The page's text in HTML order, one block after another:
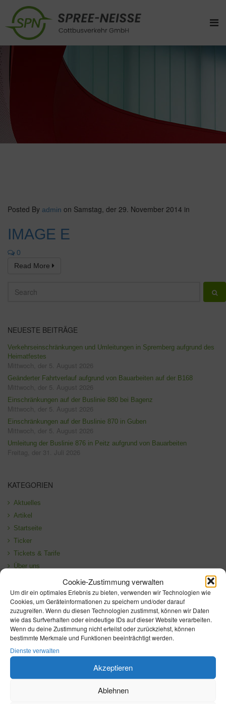
Cookie-Zustimmung verwalten
Um dir ein optimales Erlebnis zu bieten, verwenden wir Technologien wie
Cookies, um Geräteinformationen zu speichern und/oder darauf
zuzugreifen. Wenn du diesen Technologien zustimmst, können wir Daten
wie das Surfverhalten oder eindeutige IDs auf dieser Website verarbeiten.
Wenn du deine Zustimmung nicht erteilst oder zurückziehst, können
bestimmte Merkmale und Funktionen beeinträchtigt werden.
Dienste verwalten
Akzeptieren
Ablehnen
Posted By admin on Samstag, der 29. November 2014 in
IMAGE E
0
Read More
NEUESTE BEITRÄGE
Verkehrseinschränkungen und Umleitungen in Spremberg aufgrund des
Heimatfestes
Mittwoch, der 5. August 2026
Geänderter Fahrtverlauf aufgrund von Bauarbeiten auf der B168
Mittwoch, der 5. August 2026
Einschränkungen auf der Buslinie 880 bei Bagenz
Mittwoch, der 5. August 2026
Einschränkungen auf der Buslinie 870 in Guben
Mittwoch, der 5. August 2026
Umleitung der Buslinie 876 in Peitz aufgrund von Bauarbeiten
Freitag, der 31. Juli 2026
KATEGORIEN
Aktuelles
Artikel
Startseite
Ticker
Tickets & Tarife
Über uns
Verkehrliche Änderungen
ÜBER SPREE-NEISSE COTTBUSVERKEHR
öffentliche Mobilität. Unser Verkehrsangebot verbessert Leben in Stadt und